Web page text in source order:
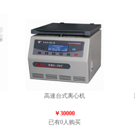
高速台式离心机
￥30000
已有0人购买